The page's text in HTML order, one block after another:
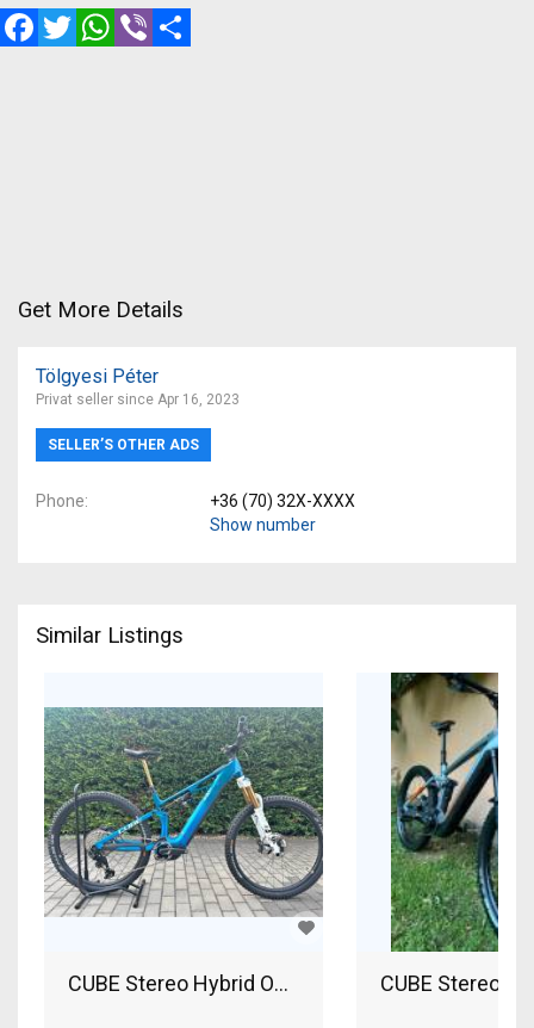
FacebookTwitterWhatsApp
Viber
Get More Details
Tölgyesi Péter
Privat seller since Apr 16, 2023
SELLER’S OTHER ADS
Phone
+36 (70) 32X-XXXX
Show number
Similar Listings
CUBE Stereo Hybrid ONE44 HPC AT 800
CUBE Stereo